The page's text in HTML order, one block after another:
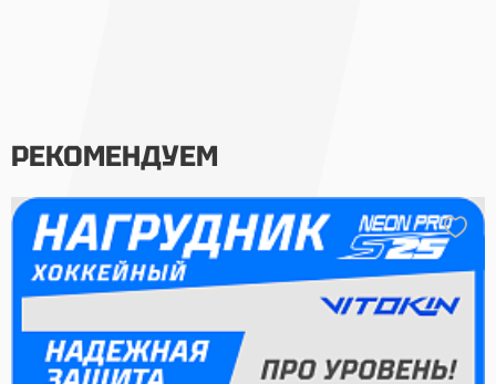
РЕКОМЕНДУЕМ